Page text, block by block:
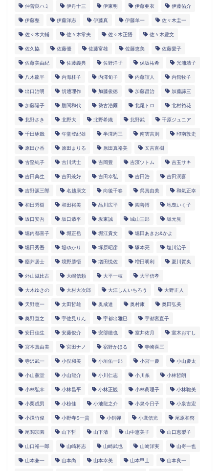
仲曽良ハミ 伊丹十三 伊東明 伊藤亜衣 伊藤佑介
伊藤整 伊藤洋志 伊藤真 伊藤羊一 佐々木圭一
佐々木大輔 佐々木常夫 佐々木正悟 佐々木豊文
佐久協 佐藤優 佐藤富雄 佐藤恵美 佐藤愛子
佐藤美由紀 佐藤義典 佐野洋子 保坂祐希 光浦靖子
八木龍平 内海桂子 内澤旬子 内藤誼人 内館牧子
出口治明 切通理作 加藤俊徳 加藤昌治 加藤諦三
加藤陽子 勝間和代 勢古浩爾 北尾トロ 北村裕花
北野さき 北野大 北野希織 北野武 千原ジュニア
千田琢哉 午堂登紀雄 半澤周三 南雲吉則 印南敦史
原田ひ香 原田まりる 原田真裕美 又吉直樹
古堅純子 古川武士 吉岡豊 吉濱ツトム 吉玉サキ
吉田典生 吉田兼好 吉田幸弘 吉田浩 吉田潤喜
吉野源三郎 名越康文 向後千春 呉真由美 和氣正幸
和田秀樹 和田裕美 品川広平 園善博 地曳いく子
坂口安吾 坂口恭平 坂東誠 城山三郎 堀元見
堀内都喜子 堀正岳 堀江貴文 堀田あきお&かよ
堀田秀吾 堤ゆかり 塚原昭彦 塚本亮 塩川治子
塵芥居士 境野勝悟 増田悦佐 増田明利 夏川賀央
外山滋比古 大嶋信頼 大平一枝 大平信孝
大木ゆきの 大村大次郎 大江しんいちろう 大野正人
天野恵一 太田哲雄 奥成達 奥村康 奥田弘美
奥野宣之 宇佐見りん 宇都出雅巳 宇都宮直子
安田佳生 安藤俊介 安部徹也 室井佑月 室木おすし
宮本真由美 宮田ナノ 宿野かほる 寺崎喜三
寺沢武一 小俣和美 小垣佑一郎 小宮一慶 小山慶太
小山薫堂 小山龍介 小川仁志 小川糸 小林哲朗
小林弘幸 小林昌平 小林正観 小林眞理子 小林聡美
小栗成男 小椋佳 小池龍之介 小泉今日子 小泉吉宏
小澤竹俊 小野寺S一貴 小飼弾 小鷹信光 尾原和啓
尾関宗園 山下哲 山下清 山中恵美子 山口恵梨子
山口裕一郎 山崎将志 山崎武也 山崎洋実 山嵜一也
山本兼一 山本尚 山本幸美 山本甲士 山本良一